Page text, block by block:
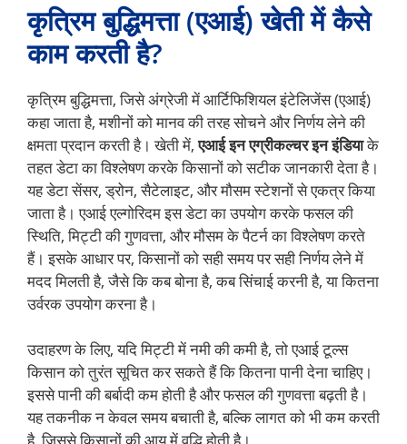
कृत्रिम बुद्धिमत्ता (एआई) खेती में कैसे
काम करती है?
कृत्रिम बुद्धिमत्ता, जिसे अंग्रेजी में आर्टिफिशियल इंटेलिजेंस (एआई)
कहा जाता है, मशीनों को मानव की तरह सोचने और निर्णय लेने की
क्षमता प्रदान करती है। खेती में,एआई इन एग्रीकल्चर इन इंडियाके
तहत डेटा का विश्लेषण करके किसानों को सटीक जानकारी देता है।
यह डेटा सेंसर, ड्रोन, सैटेलाइट, और मौसम स्टेशनों से एकत्र किया
जाता है। एआई एल्गोरिदम इस डेटा का उपयोग करके फसल की
स्थिति, मिट्टी की गुणवत्ता, और मौसम के पैटर्न का विश्लेषण करते
हैं। इसके आधार पर, किसानों को सही समय पर सही निर्णय लेने में
मदद मिलती है, जैसे कि कब बोना है, कब सिंचाई करनी है, या कितना
उर्वरक उपयोग करना है।
उदाहरण के लिए, यदि मिट्टी में नमी की कमी है, तो एआई टूल्स
किसान को तुरंत सूचित कर सकते हैं कि कितना पानी देना चाहिए।
इससे पानी की बर्बादी कम होती है और फसल की गुणवत्ता बढ़ती है।
यह तकनीक न केवल समय बचाती है, बल्कि लागत को भी कम करती